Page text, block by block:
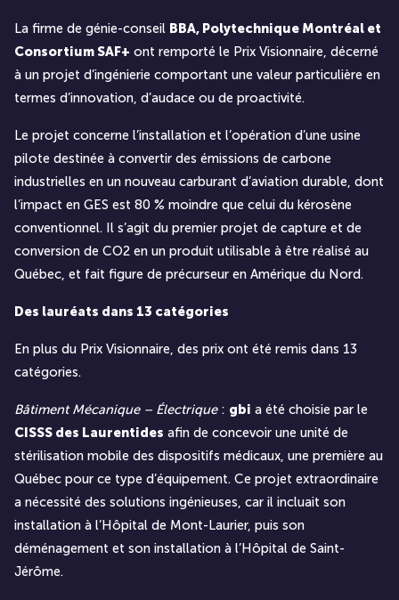
La firme de génie-conseil BBA, Polytechnique Montréal et
Consortium SAF+ ont remporté le Prix Visionnaire, décerné
à un projet d’ingénierie comportant une valeur particulière en
termes d’innovation, d’audace ou de proactivité.
Le projet concerne l’installation et l’opération d’une usine
pilote destinée à convertir des émissions de carbone
industrielles en un nouveau carburant d’aviation durable, dont
l’impact en GES est 80 % moindre que celui du kérosène
conventionnel. Il s’agit du premier projet de capture et de
conversion de CO2 en un produit utilisable à être réalisé au
Québec, et fait figure de précurseur en Amérique du Nord.
Des lauréats dans 13 catégories
En plus du Prix Visionnaire, des prix ont été remis dans 13
catégories.
Bâtiment Mécanique – Électrique: gbi a été choisie par le
CISSS des Laurentides afin de concevoir une unité de
stérilisation mobile des dispositifs médicaux, une première au
Québec pour ce type d’équipement. Ce projet extraordinaire
a nécessité des solutions ingénieuses, car il incluait son
installation à l’Hôpital de Mont-Laurier, puis son
déménagement et son installation à l’Hôpital de Saint-
Jérôme.